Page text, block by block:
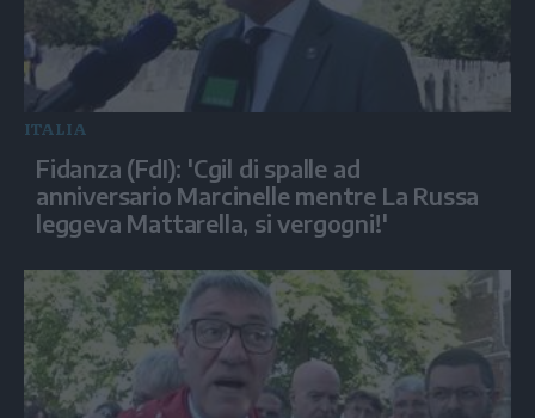
ITALIA
Fidanza (FdI): 'Cgil di spalle ad
anniversario Marcinelle mentre La Russa
leggeva Mattarella, si vergogni!'